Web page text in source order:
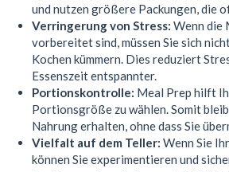
und nutzen größere Packungen, die
Verringerung von Stress: Wenn die
vorbereitet sind, müssen Sie sich
Kochen kümmern. Dies reduziert
Essenszeit entspannter.
Portionskontrolle: Meal Prep hilft
Portionsgröße zu wählen. Somit
Nahrung erhalten, ohne dass Sie
Vielfalt auf dem Teller: Wenn Sie
können Sie experimentieren und